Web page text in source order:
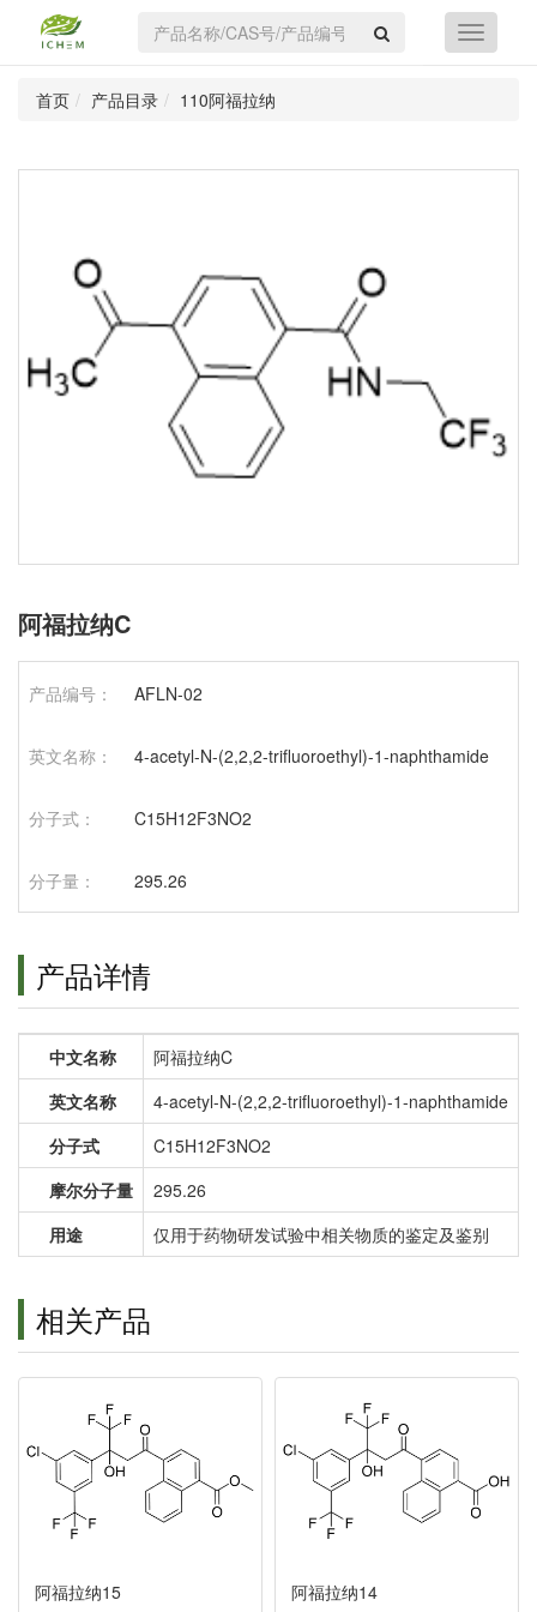
首页 产品目录 110阿福拉纳
阿福拉纳C
产品编号： AFLN-02
英文名称： 4-acetyl-N-(2,2,2-trifluoroethyl)-1-naphthamide
分子式： C15H12F3NO2
分子量： 295.26
产品详情
中文名称
阿福拉纳C
英文名称
4-acetyl-N-(2,2,2-trifluoroethyl)-1-naphthamide
分子式
C15H12F3NO2
摩尔分子量
295.26
用途
仅用于药物研发试验中相关物质的鉴定及鉴别
相关产品
阿福拉纳15 阿福拉纳14